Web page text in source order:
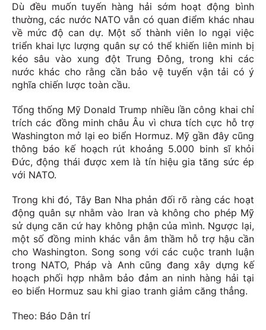
Dù đều muốn tuyến hàng hải sớm hoạt động bình
thường, các nước NATO vẫn có quan điểm khác nhau
về mức độ can dự. Một số thành viên lo ngại việc
triển khai lực lượng quân sự có thể khiến liên minh bị
kéo sâu vào xung đột Trung Đông, trong khi các
nước khác cho rằng cần bảo vệ tuyến vận tải có ý
nghĩa chiến lược toàn cầu.
Tổng thống Mỹ Donald Trump nhiều lần công khai chỉ
trích các đồng minh châu Âu vì chưa tích cực hỗ trợ
Washington mở lại eo biển Hormuz. Mỹ gần đây cũng
thông báo kế hoạch rút khoảng 5.000 binh sĩ khỏi
Đức, động thái được xem là tín hiệu gia tăng sức ép
với NATO.
Trong khi đó, Tây Ban Nha phản đối rõ ràng các hoạt
động quân sự nhằm vào Iran và không cho phép Mỹ
sử dụng căn cứ hay không phận của mình. Ngược lại,
một số đồng minh khác vẫn âm thầm hỗ trợ hậu cần
cho Washington. Song song với các cuộc tranh luận
trong NATO, Pháp và Anh cũng đang xây dựng kế
hoạch phối hợp nhằm bảo đảm an ninh hàng hải tại
eo biển Hormuz sau khi giao tranh giảm căng thẳng.
Theo: Báo Dân trí